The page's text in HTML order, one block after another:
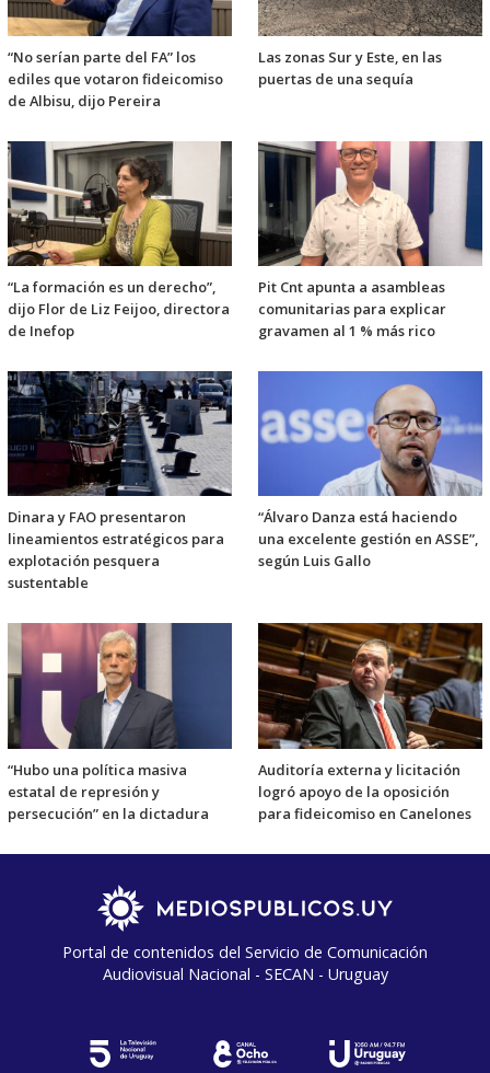
“No serían parte del FA” los
ediles que votaron fideicomiso
de Albisu, dijo Pereira
Las zonas Sur y Este, en las
puertas de una sequía
“La formación es un derecho”,
dijo Flor de Liz Feijoo, directora
de Inefop
Pit Cnt apunta a asambleas
comunitarias para explicar
gravamen al 1 % más rico
Dinara y FAO presentaron
lineamientos estratégicos para
explotación pesquera
sustentable
“Álvaro Danza está haciendo
una excelente gestión en ASSE”,
según Luis Gallo
“Hubo una política masiva
estatal de represión y
persecución” en la dictadura
Auditoría externa y licitación
logró apoyo de la oposición
para fideicomiso en Canelones
Portal de contenidos del Servicio de Comunicación
Audiovisual Nacional - SECAN - Uruguay